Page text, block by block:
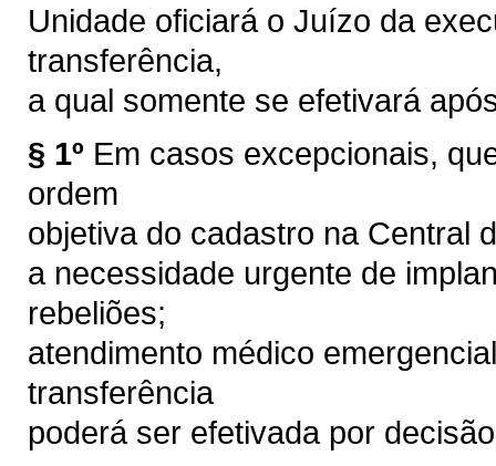
Unidade oficiará o Juízo da
transferência,
a qual somente se efetivará
§ 1º Em casos excepcionais,
ordem
objetiva do cadastro na Central
a necessidade urgente de
rebeliões;
atendimento médico
transferência
poderá ser efetivada por